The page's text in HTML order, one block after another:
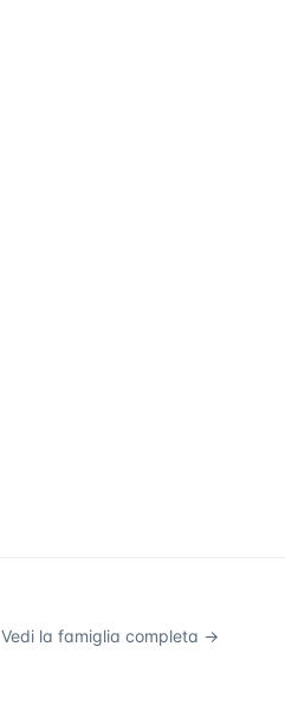
Vedi la famiglia completa →